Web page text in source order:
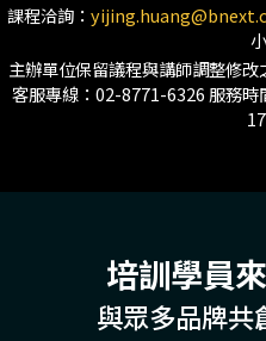
課程洽詢：
主辦單位保留議程與講師調整修
客服專線：02-8771-6326 服務
培訓學員
與眾多品牌共